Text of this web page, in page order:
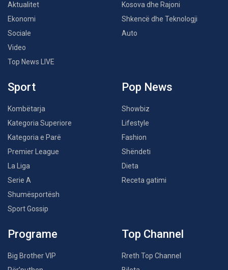
Aktualitet
Ekonomi
Sociale
Video
Top News LIVE
Kosova dhe Rajoni
Shkencë dhe Teknologji
Auto
Sport
Kombëtarja
Kategoria Superiore
Kategoria e Parë
Premier League
La Liga
Serie A
Shumësportësh
Sport Gossip
Pop News
Showbiz
Lifestyle
Fashion
Shëndeti
Dieta
Receta gatimi
Programe
Big Brother VIP
Top Channel
Rreth Top Channel